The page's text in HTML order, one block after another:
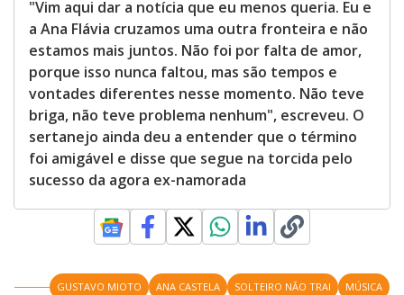
"Vim aqui dar a notícia que eu menos queria. Eu e
a Ana Flávia cruzamos uma outra fronteira e não
estamos mais juntos. Não foi por falta de amor,
porque isso nunca faltou, mas são tempos e
vontades diferentes nesse momento. Não teve
briga, não teve problema nenhum", escreveu. O
sertanejo ainda deu a entender que o término
foi amigável e disse que segue na torcida pelo
sucesso da agora ex-namorada
GUSTAVO MIOTO ANA CASTELA SOLTEIRO NÃO TRAI MÚSICA